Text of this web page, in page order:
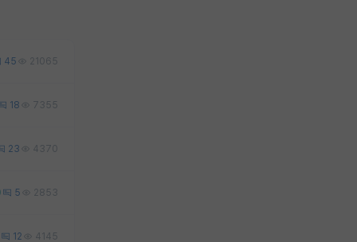
45 21065
18 7355
23 4370
5 2853
12 4145